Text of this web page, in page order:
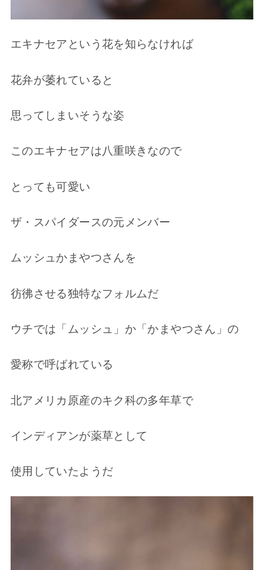
エキナセアという花を知らなければ
花弁が萎れていると
思ってしまいそうな姿
このエキナセアは八重咲きなので
とっても可愛い
ザ・スパイダースの元メンバー
ムッシュかまやつさんを
彷彿させる独特なフォルムだ
ウチでは「ムッシュ」か「かまやつさん」の
愛称で呼ばれている
北アメリカ原産のキク科の多年草で
インディアンが薬草として
使用していたようだ